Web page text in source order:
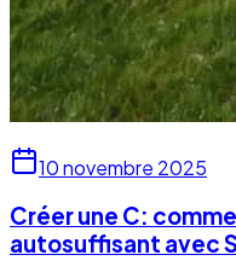
10 novembre 2025
Créer une C:
autosuffisant avec